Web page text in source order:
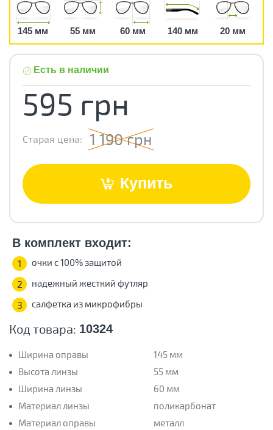
145 мм 55 мм 60 мм 140 мм 20 мм
Код товара: 10324
Ширина оправы
145 мм
Высота линзы
55 мм
Ширина линзы
60 мм
Материал линзы
поликарбонат
Материал оправы
металл
Есть в наличии
595 грн
Старая цена: 1 190 грн
Купить
В комплект входит:
1 очки с 100% защитой
2 надежный жесткий футляр
3 салфетка из микрофибры